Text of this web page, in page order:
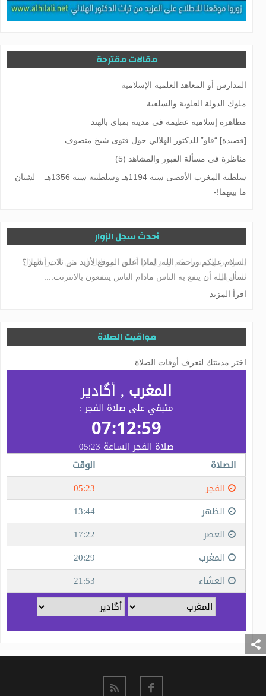
مقالات مقترحة
المدارس أو المعاهد العلمية الإسلامية
ملوك الدولة العلوية والسلفية
مظاهرة إسلامية عظيمة في مدينة بمباي بالهند
[قصيدة] “فاو” للدكتور الهلالي حول فتوى شيخ متصوف
مناظرة في مسألة القبور والمشاهد (5)
سلطنة المغرب الأقصى سنة 1194هـ وسلطنته سنة 1356هـ – لشتان
ما بينهما!-
أحدث سجل الزوار
يشرفني إلى سيادتكم وتنزل لي كتابة الرسائل لد. تقي الدين الهلال
المغربي
اقرأ المزيد
مواقيت الصلاة
اختر مدينتك لتعرف أوقات الصلاة.